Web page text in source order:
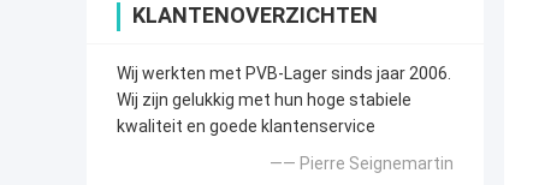
KLANTENOVERZICHTEN
Wij werkten met PVB-Lager sinds jaar 2006.
Wij zijn gelukkig met hun hoge stabiele
kwaliteit en goede klantenservice
—— Pierre Seignemartin